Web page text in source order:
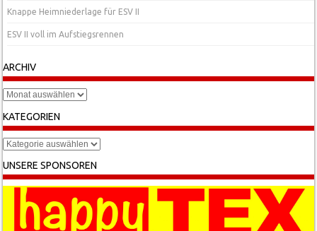
Knappe Heimniederlage für ESV II
ESV II voll im Aufstiegsrennen
ARCHIV
Archiv
KATEGORIEN
Kategorien
UNSERE SPONSOREN